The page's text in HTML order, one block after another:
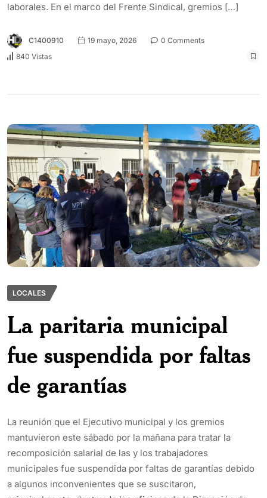
laborales. En el marco del Frente Sindical, gremios […]
C1400910 19 mayo, 2026
0 Comments
840 Vistas
LOCALES
La paritaria municipal
fue suspendida por faltas
de garantías
La reunión que el Ejecutivo municipal y los gremios
mantuvieron este sábado por la mañana para tratar la
recomposición salarial de las y los trabajadores
municipales fue suspendida por faltas de garantías debido
a algunos inconvenientes que se suscitaron,